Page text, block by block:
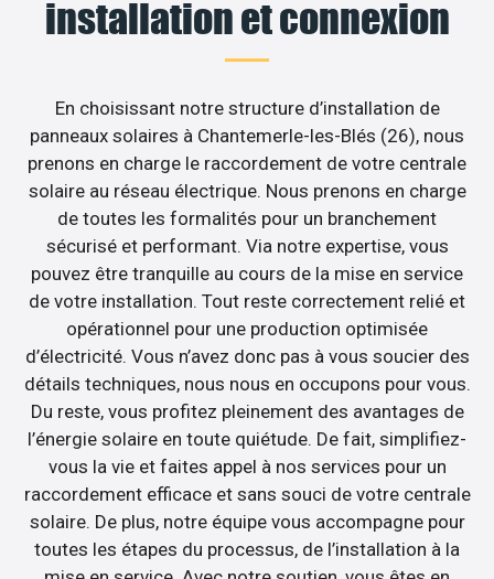
installation et connexion
En choisissant notre structure d’installation de
panneaux solaires à Chantemerle-les-Blés (26), nous
prenons en charge le raccordement de votre centrale
solaire au réseau électrique. Nous prenons en charge
de toutes les formalités pour un branchement
sécurisé et performant. Via notre expertise, vous
pouvez être tranquille au cours de la mise en service
de votre installation. Tout reste correctement relié et
opérationnel pour une production optimisée
d’électricité. Vous n’avez donc pas à vous soucier des
détails techniques, nous nous en occupons pour vous.
Du reste, vous profitez pleinement des avantages de
l’énergie solaire en toute quiétude. De fait, simplifiez-
vous la vie et faites appel à nos services pour un
raccordement efficace et sans souci de votre centrale
solaire. De plus, notre équipe vous accompagne pour
toutes les étapes du processus, de l’installation à la